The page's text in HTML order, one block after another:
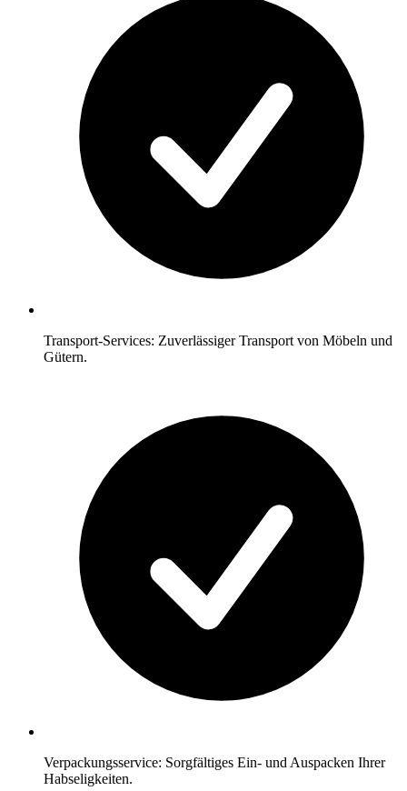
Transport-Services: Zuverlässiger Transport von Möbeln und
Gütern.
Verpackungsservice: Sorgfältiges Ein- und Auspacken Ihrer
Habseligkeiten.